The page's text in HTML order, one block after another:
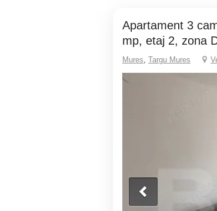
Apartament 3 camere semidecomandat, 50
mp, etaj 2, zona
Mures, Targu Mures